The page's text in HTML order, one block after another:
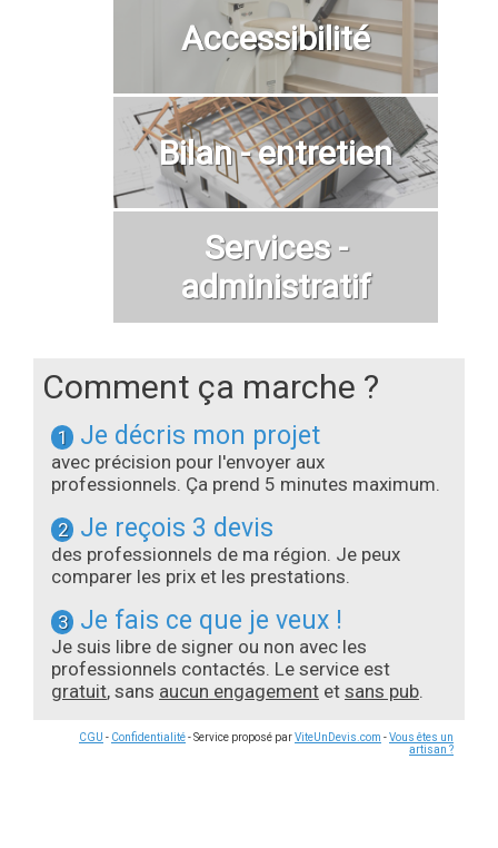
Accessibilité
Bilan - entretien
Services -
administratif
Comment ça marche ?
1 Je décris mon projet
avec précision pour l'envoyer aux
professionnels. Ça prend 5 minutes maximum.
2 Je reçois 3 devis
des professionnels de ma région. Je peux
comparer les prix et les prestations.
3 Je fais ce que je veux !
Je suis libre de signer ou non avec les
professionnels contactés. Le service est
gratuit, sans aucun engagement et sans pub.
CGU - Confidentialité- Service proposé parViteUnDevis.com -Vous êtes un
artisan ?